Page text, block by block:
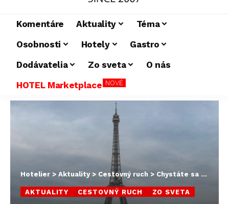
Komentáre Aktuality
Téma
Osobnosti
Hotely
Gastro
Dodávatelia
Zo sveta
O nás
HOTEL Marketplace NOVÉ
Hotelier > Aktuality> Cestovný ruch > Chystáte sa na olympiádu do Paríža? Navštívte Maison Slovaque!
AKTUALITY CESTOVNÝ RUCH ZO SVETA